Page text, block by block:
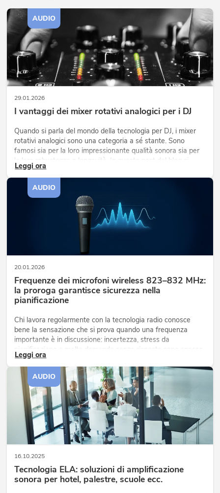
29.01.2026
I vantaggi dei mixer rotativi analogici per i DJ
Quando si parla del mondo della tecnologia per DJ, i mixer
rotativi analogici sono una categoria a sé stante. Sono
famosi sia per la loro impressionante qualità sonora sia per
la loro robustezza e longevità. In questo post del blog ci
immergiamo a fondo nel mondo dei mixer rotativi analogici e
scopriamo perché continuano a essere la prima scelta di
molti DJ.
Leggi ora
AUDIO
20.01.2026
Frequenze dei microfoni wireless 823–832 MHz:
la proroga garantisce sicurezza nella
pianificazione
Chi lavora regolarmente con la tecnologia radio conosce
bene la sensazione che si prova quando una frequenza
importante è in discussione: incertezza, stress da
pianificazione e molte domande senza risposta sono spesso
il risultato. Tanto meglio quindi la notizia che la banda 823-
832 MHz non verrà eliminata alla fine dell'anno come
temuto, ma rimarrà utilizzabile in Germania per altri dieci
anni.
Leggi ora
AUDIO
16.10.2025
Tecnologia ELA: soluzioni di amplificazione
sonora per hotel, palestre, scuole ecc.
AUDIO